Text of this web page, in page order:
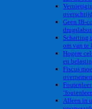
Geen IB-
Schatting
om van te
Hogere
en
Fiscus
Alleen in